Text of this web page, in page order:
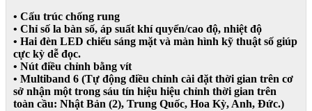
• Cấu trúc chống rung
• Chỉ số la bàn số, áp suất khí quyển/cao độ, nhiệt độ
• Hai đèn LED chiếu sáng mặt và màn hình kỹ thuật số giúp
cực kỳ dễ đọc.
• Nút điều chỉnh bằng vít
• Multiband 6 (Tự động điều chỉnh cài đặt thời gian trên cơ
sở nhận một trong sáu tín hiệu hiệu chỉnh thời gian trên
toàn cầu: Nhật Bản (2), Trung Quốc, Hoa Kỳ, Anh, Đức.)